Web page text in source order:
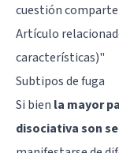
cuestión
Artículo
características)"
Subtipos de fuga
Si bien la mayor
disociativa son